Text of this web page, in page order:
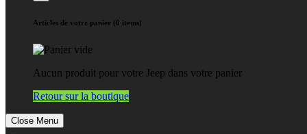
Articles de votre panier (0 items)
Aucun produit pour votre Jeep dans votre panier
Retour sur la boutique
Close Menu